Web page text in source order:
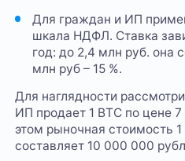
Для граждан и ИП
шкала НДФЛ. Ставка
год: до 2,4 млн руб. она
млн руб – 15 %.
Для наглядности
ИП продает 1 BTC по цене
этом рыночная стоимость
составляет 10 000 000